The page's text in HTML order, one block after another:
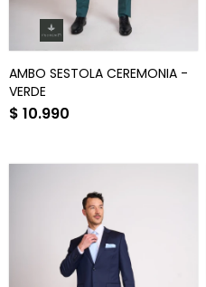
AMBO SESTOLA CEREMONIA -
VERDE
$ 10.990